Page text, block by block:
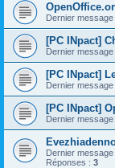
Dernier
[PC INpact]
Dernier
[PC INpact]
Dernier
[PC INpact]
Dernier
Dernier
Réponses : 3